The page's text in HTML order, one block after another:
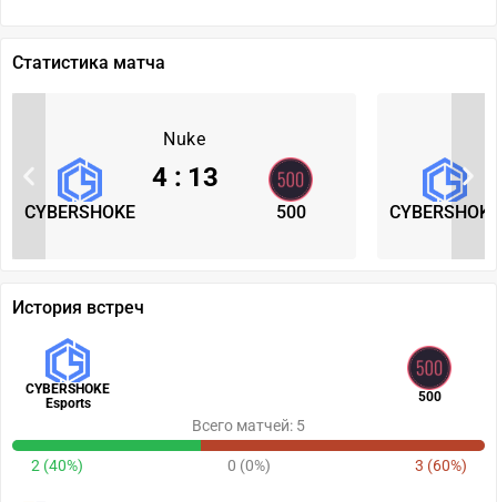
Статистика матча
Nuke
CYBERSHOKE 500
4 : 13
История встреч
CYBERSHOKE
Esports
500
Всего матчей: 5
2 (40%) 0 (0%) 3 (60%)